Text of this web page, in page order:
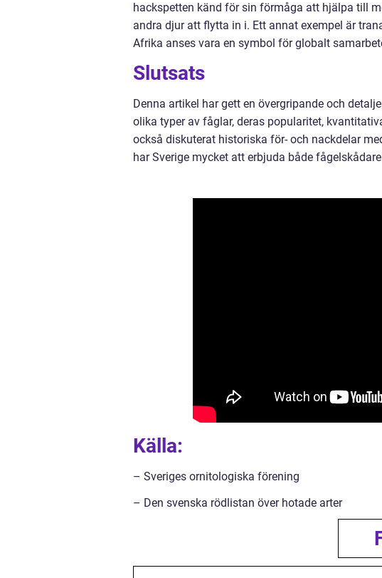
hackspetten känd för sin förmåga att hjälpa till
andra djur att flytta in i. Ett annat exempel är
Afrika anses vara en symbol för globalt
Slutsats
Denna artikel har gett en övergripande och
olika typer av fåglar, deras popularitet,
också diskuterat historiska för- och nackdelar
har Sverige mycket att erbjuda både
Källa:
– Sveriges ornitologiska förening
– Den svenska rödlistan över hotade arter